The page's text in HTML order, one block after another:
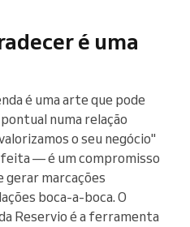
é uma
é uma arte que pode
numa relação
o seu negócio"
feita — é um compromisso
gerar marcações
boca-a-boca. O
Reservio é a ferramenta